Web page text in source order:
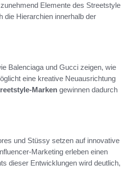
Elemente des Streetstyle
die Hierarchien innerhalb der
Balenciaga und Gucci zeigen, wie
eine kreative Neuausrichtung
Marken gewinnen dadurch
und Stüssy setzen auf innovative
Marketing erleben einen
dieser Entwicklungen wird deutlich,